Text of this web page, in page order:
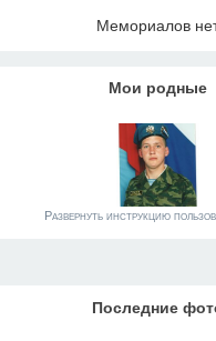
Мемориалов
Мои родные
Развернуть инструкцию
Последние